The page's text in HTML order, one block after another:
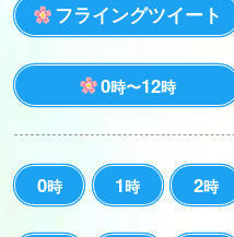
フライングツイート
0時〜12時
0時 1時 2時